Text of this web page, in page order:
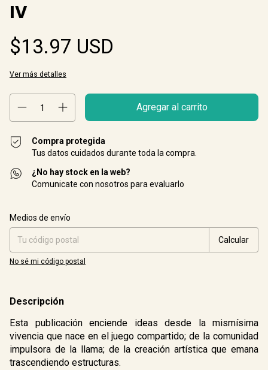
IV
$13.97 USD
Ver más detalles
Compra protegida
Tus datos cuidados durante toda la compra.
¿No hay stock en la web?
Comunicate con nosotros para evaluarlo
Entregas para el CP:
Medios de envío
Calcular
No sé mi código postal
Descripción
Esta publicación enciende ideas desde la mismísima
vivencia que nace en el juego compartido; de la comunidad
impulsora de la llama; de la creación artística que emana
trascendiendo estructuras.